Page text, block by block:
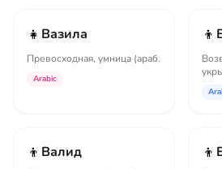
👧 Вазила
Превосходная, умница (араб.
Arabic
👦
👦 Валид 👦